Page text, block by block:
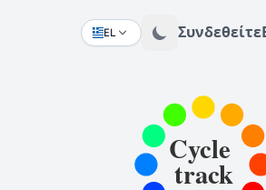
EL
Change languageΣυνδεθείτε